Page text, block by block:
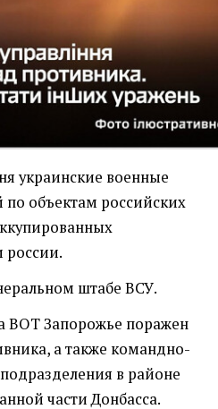
украинские военные
объектам российских
россии.
штабе ВСУ.
ВОТ Запорожье поражен
а также командно-
в районе
части Донбасса.